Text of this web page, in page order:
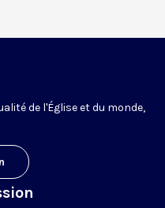
de l'Église et du monde,